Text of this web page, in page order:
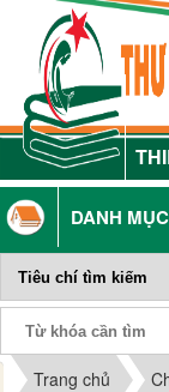
DANH
Trang chủ